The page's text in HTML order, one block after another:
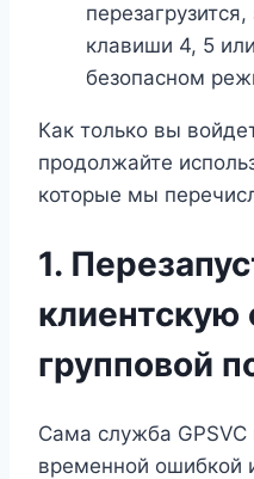
клавиши 4, 5
безопасном
Как только вы
продолжайте
которые мы
1.
клиентскую
групповой
Сама служба
временной ошибкой